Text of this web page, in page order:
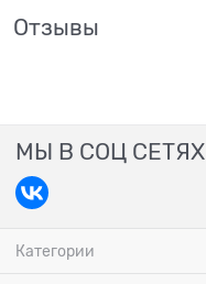
Отзывы
МЫ В СОЦ СЕТЯХ
Категории